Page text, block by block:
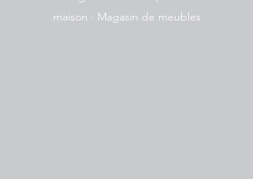
maison · Magasin de meubles